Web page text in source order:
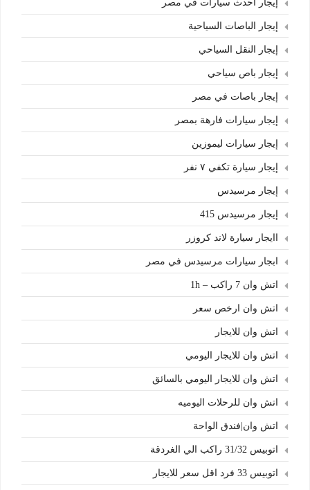
إيجار أحدث سيارات في مصر
إيجار الباصات السياحية
إيجار النقل السياحي
إيجار باص سياحي
إيجار باصات في مصر
إيجار سيارات فارهة بمصر
إيجار سيارات ليموزين
إيجار سيارة تكفي ٧ نفر
إيجار مرسيدس
إيجار مرسيدس 415
اايجار سيارة لاند كروزر
ابجار سيارات مرسيدس في مصر
اتش وان 7 راكب – 1h
اتش وان ارخص سعر
اتش وان للايجار
اتش وان للايجار اليومي
اتش وان للايجار اليومي بالسائق
اتش وان للرحلات اليوميه
اتش وان|فندق الواحة
اتوبيس 31/32 راكب الي الغردقة
اتوبيس 33 فرد اقل سعر للايجار